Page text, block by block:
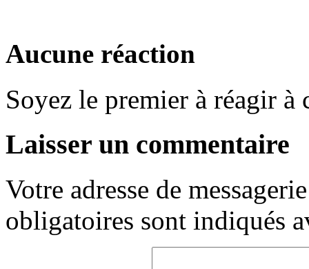
Aucune réaction
Soyez le premier à réagir à
Laisser un commentaire
Votre adresse de
obligatoires sont indiqués